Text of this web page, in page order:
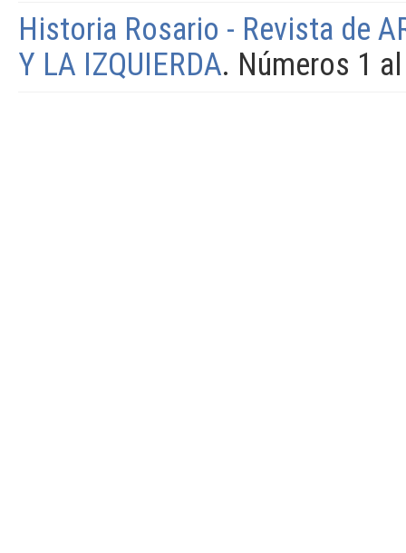
Historia Rosario - Revista de
Y LA IZQUIERDA. Números 1